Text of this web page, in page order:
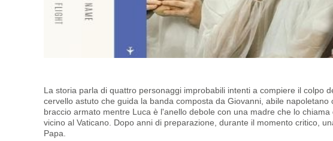
La storia parla di quattro personaggi improbabili intenti a compiere il colpo
cervello astuto che guida la banda composta da Giovanni, abile
braccio armato mentre Luca è l'anello debole con una madre che lo
vicino al Vaticano. Dopo anni di preparazione, durante il momento critico,
Papa.